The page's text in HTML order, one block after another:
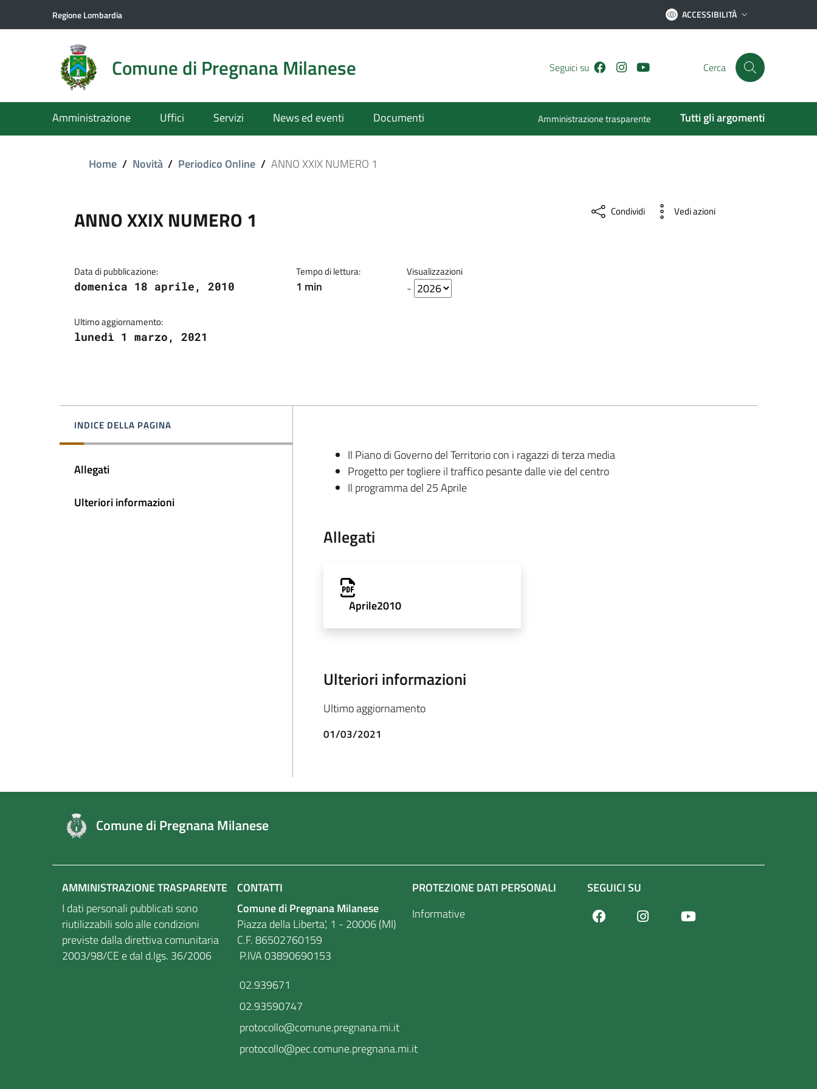
Regione Lombardia ACCESSIBILITÀ
Comune di Pregnana Milanese Seguici su Facebook
Instagram Cerca
Amministrazione Uffici Servizi News ed eventi Documenti Amministrazione trasparente Tutti gli argomenti
Home / Novità / Periodico Online / ANNO XXIX NUMERO 1
ANNO XXIX NUMERO 1
Data di pubblicazione:
domenica 18 aprile, 2010
Tempo di lettura:
1 min
Visualizzazioni
-
Ultimo aggiornamento:
lunedì 1 marzo, 2021
Condividi Vedi azioni
INDICE DELLA PAGINA
Allegati
Ulteriori informazioni
Il Piano di Governo del Territorio con i ragazzi di terza media
Progetto per togliere il traffico pesante dalle vie del centro
Il programma del 25 Aprile
Allegati
Aprile2010
Ulteriori informazioni
Ultimo aggiornamento
01/03/2021
Comune di Pregnana Milanese
AMMINISTRAZIONE TRASPARENTE
I dati personali pubblicati sono
riutilizzabili solo alle condizioni
previste dalla direttiva comunitaria
2003/98/CE e dal d.lgs. 36/2006
CONTATTI
Comune di Pregnana Milanese
Piazza della Liberta', 1 - 20006 (MI)
C.F. 86502760159
P.IVA 03890690153
02.939671
02.93590747
protocollo@comune.pregnana.mi.it
protocollo@pec.comune.pregnana.mi.it
PROTEZIONE DATI PERSONALI
Informative
SEGUICI SU
FacebookInstagram